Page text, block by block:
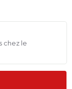
chez le